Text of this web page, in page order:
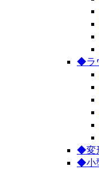
◆ラ
◆変
◆小